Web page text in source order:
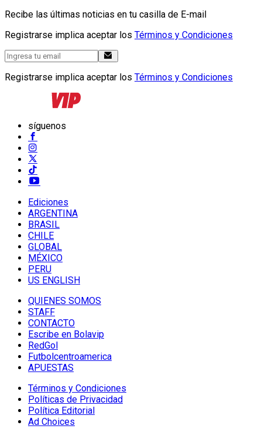
Recibe las últimas noticias en tu casilla de E-mail
Registrarse implica aceptar los Términos y Condiciones
Registrarse implica aceptar los Términos y Condiciones
síguenos
Ediciones
ARGENTINA
BRASIL
CHILE
GLOBAL
MÉXICO
PERU
US ENGLISH
QUIENES SOMOS
STAFF
CONTACTO
Escribe en Bolavip
RedGol
Futbolcentroamerica
APUESTAS
Términos y Condiciones
Políticas de Privacidad
Política Editorial
Ad Choices